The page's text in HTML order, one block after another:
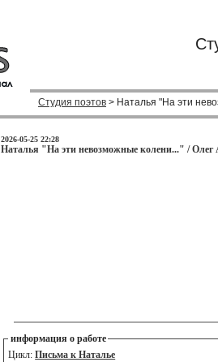
Студия поэтов > Наталья "На эти
2026-05-25 22:28
Наталья "На эти невозможные колени..." /
информация о работе
Цикл:Письма к Наталье